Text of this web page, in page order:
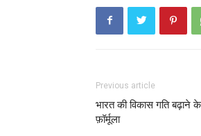
Previous article
भारत की विकास गति बढ़ाने
फ़ॉर्मूला